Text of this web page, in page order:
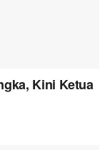
Kini Ketua